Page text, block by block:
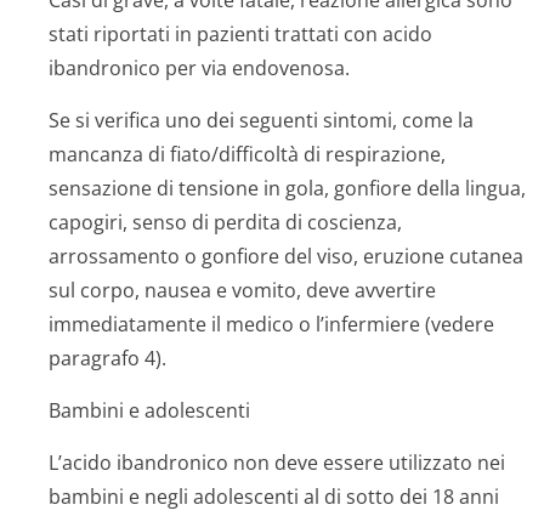
stati riportati in pazienti trattati con acido
ibandronico per via endovenosa.
Se si verifica uno dei seguenti sintomi, come la
mancanza di fiato/difficoltà di respirazione,
sensazione di tensione in gola, gonfiore della lingua,
capogiri, senso di perdita di coscienza,
arrossamento o gonfiore del viso, eruzione cutanea
sul corpo, nausea e vomito, deve avvertire
immediatamente il medico o l’infermiere (vedere
paragrafo 4).
Bambini e adolescenti
L’acido ibandronico non deve essere utilizzato nei
bambini e negli adolescenti al di sotto dei 18 anni